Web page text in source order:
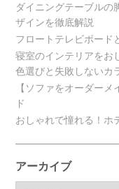
ダイニングテーブルの
ザインを徹底解説
フロートテレビボード
寝室のインテリアをお
色選びと失敗しないカ
【ソファをオーダー
ド
おしゃれで憧れる！ホ
アーカイブ